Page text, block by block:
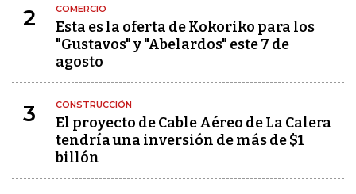
2 COMERCIO
Esta es la oferta de Kokoriko para los
"Gustavos" y "Abelardos" este 7 de
agosto
3 CONSTRUCCIÓN
El proyecto de Cable Aéreo de La Calera
tendría una inversión de más de $1
billón